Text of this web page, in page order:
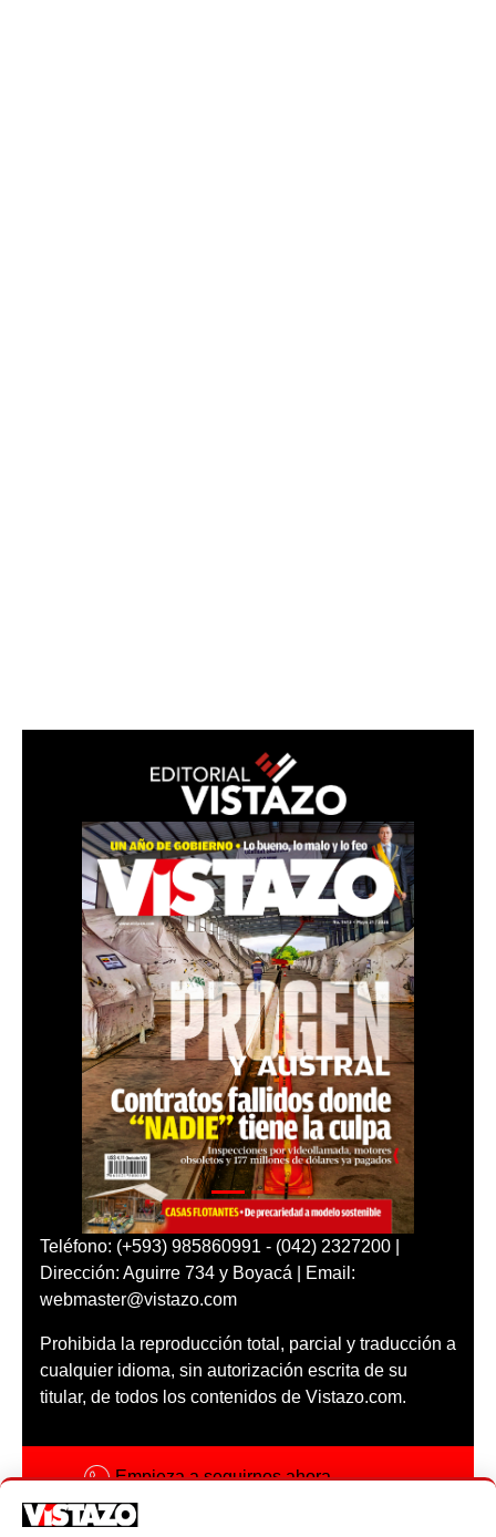
Teléfono: (+593) 985860991 - (042) 2327200 |
Dirección: Aguirre 734 y Boyacá | Email:
webmaster@vistazo.com
Prohibida la reproducción total, parcial y traducción a
cualquier idioma, sin autorización escrita de su
titular, de todos los contenidos de Vistazo.com.
Empieza a seguirnos ahora